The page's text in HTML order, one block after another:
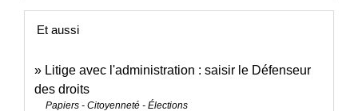
Et aussi
Litige avec l'administration : saisir le Défenseur
des droits
Papiers - Citoyenneté - Élections